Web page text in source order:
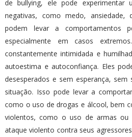
de bullying, ele pode experimentar
negativas, como medo, ansiedade,
podem levar a comportamentos
especialmente em casos
constantemente intimidada e
autoestima e autoconfiança. Eles
desesperados e sem esperança,
situação. Isso pode levar a
como o uso de drogas e álcool, bem
violentos, como o uso de armas ou
ataque violento contra seus